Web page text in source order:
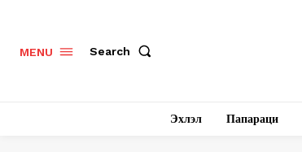
MENU Search
Эхлэл Папараци